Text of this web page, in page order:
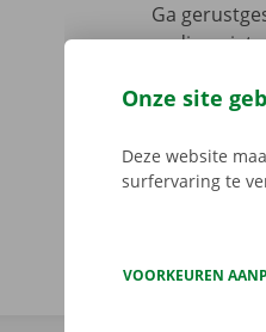
Ga
nadien niet
Onze site
Deze website
surfervaring te
VOORKEUREN